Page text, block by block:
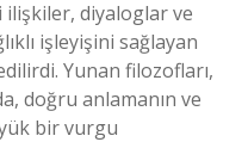
ilişkiler, diyaloglar ve
işleyişini sağlayan
Yunan filozofları,
doğru anlamanın ve
bir vurgu